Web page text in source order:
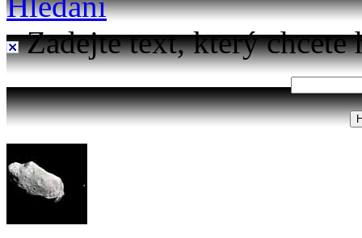
Zadejte text, který chcete